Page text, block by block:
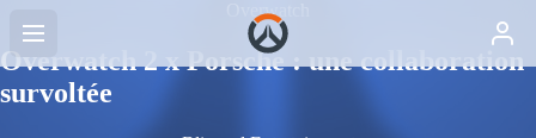
Overwatch
Overwatch 2 x Porsche : une collaboration
survoltée